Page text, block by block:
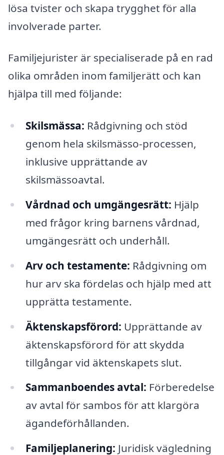
lösa tvister och skapa trygghet för alla
involverade parter.
Familjejurister är specialiserade på en rad
olika områden inom familjerätt och kan
hjälpa till med följande:
Skilsmässa: Rådgivning och stöd
genom hela skilsmässo-processen,
inklusive upprättande av
skilsmässoavtal.
Vårdnad och umgängesrätt: Hjälp
med frågor kring barnens vårdnad,
umgängesrätt och underhåll.
Arv och testamente: Rådgivning om
hur arv ska fördelas och hjälp med att
upprätta testamente.
Äktenskapsförord: Upprättande av
äktenskapsförord för att skydda
tillgångar vid äktenskapets slut.
Sammanboendes avtal: Förberedelse
av avtal för sambos för att klargöra
ägandeförhållanden.
Familjeplanering: Juridisk vägledning